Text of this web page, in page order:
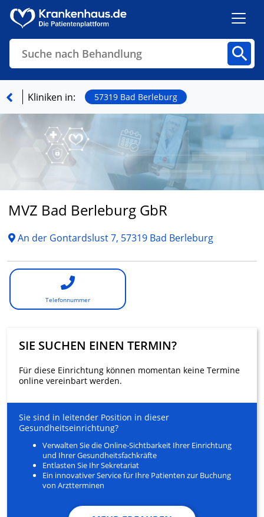
Suche nach Behandlung
Finden
Kliniken in: 57319 Bad Berleburg
MVZ Bad Berleburg GbR
An der Gontardslust 7, 57319 Bad Berleburg
Telefonnummer
SIE SUCHEN EINEN TERMIN?
Für diese Einrichtung können momentan keine Termine
online vereinbart werden.
Sie sind in leitender Position in dieser
Gesundheitseinrichtung?
Verwalten Sie die Online-Sichtbarkeit Ihrer Einrichtung
und Ihrer Gesundheitsfachkräfte
Entlasten Sie Ihr Sekretariat
Ein innovativer Service für Ihre Patienten zur Buchung
von Arztterminen